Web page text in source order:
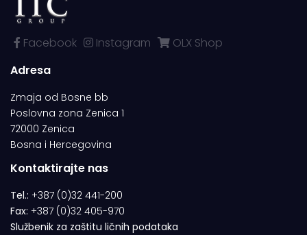
Facebook Instagram
OLX Shop
Adresa
Zmaja od Bosne bb
Poslovna zona Zenica 1
72000 Zenica
Bosna i Hercegovina
Kontaktirajte nas
Tel.: +387 (0)32 441-200
Fax: +387 (0)32 405-970
Službenik za zaštitu ličnih podataka